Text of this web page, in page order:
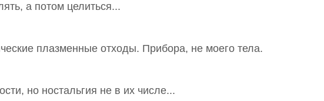
а потом целиться...
плазменные отходы. Прибора, не моего тела.
но ностальгия не в их числе...